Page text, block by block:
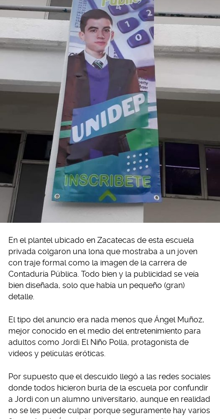
En el plantel ubicado en Zacatecas de esta escuela
privada colgaron una lona que mostraba a un joven
con traje formal como la imagen de la carrera de
Contaduría Pública. Todo bien y la publicidad se veía
bien diseñada, solo que había un pequeño (gran)
detalle.
El tipo del anuncio era nada menos que Ángel Muñoz,
mejor conocido en el medio del entretenimiento para
adultos como Jordi El Niño Polla, protagonista de
videos y películas eróticas.
Por supuesto que el descuido llegó a las redes sociales
donde todos hicieron burla de la escuela por confundir
a Jordi con un alumno universitario, aunque en realidad
no se les puede culpar porque seguramente hay varios